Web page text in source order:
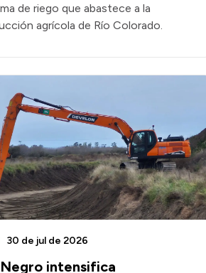
de riego que abastece a la
agrícola de Río Colorado.
intensifica
30 de jul de 2026